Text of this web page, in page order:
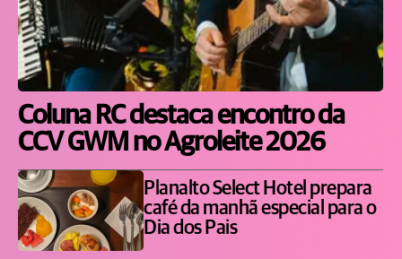
Coluna RC destaca encontro da
CCV GWM no Agroleite 2026
Planalto Select Hotel prepara
café da manhã especial para o
Dia dos Pais